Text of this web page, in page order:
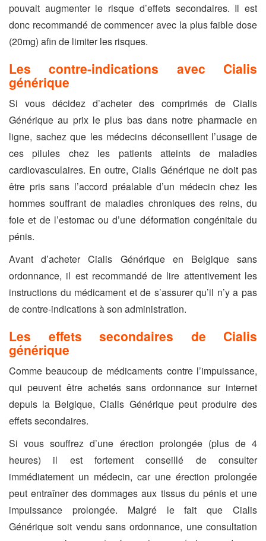
pouvait augmenter le risque d’effets secondaires. Il est
donc recommandé de commencer avec la plus faible dose
(20mg) afin de limiter les risques.
Les contre-indications avec Cialis
générique
Si vous décidez d’acheter des comprimés de Cialis
Générique au prix le plus bas dans notre pharmacie en
ligne, sachez que les médecins déconseillent l’usage de
ces pilules chez les patients atteints de maladies
cardiovasculaires. En outre, Cialis Générique ne doit pas
être pris sans l’accord préalable d’un médecin chez les
hommes souffrant de maladies chroniques des reins, du
foie et de l’estomac ou d’une déformation congénitale du
pénis.
Avant d’acheter Cialis Générique en Belgique sans
ordonnance, il est recommandé de lire attentivement les
instructions du médicament et de s’assurer qu’il n’y a pas
de contre-indications à son administration.
Les effets secondaires de Cialis
générique
Comme beaucoup de médicaments contre l’impuissance,
qui peuvent être achetés sans ordonnance sur internet
depuis la Belgique, Cialis Générique peut produire des
effets secondaires.
Si vous souffrez d’une érection prolongée (plus de 4
heures) il est fortement conseillé de consulter
immédiatement un médecin, car une érection prolongée
peut entraîner des dommages aux tissus du pénis et une
impuissance prolongée. Malgré le fait que Cialis
Générique soit vendu sans ordonnance, une consultation